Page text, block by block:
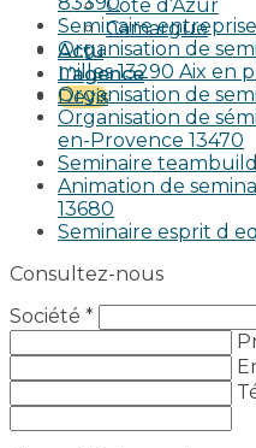
Côte d’Azur
Camargue
Actu
L’agence
Devis
Seminaire
Organisation de
milles 13290 Aix en
Organisation de
Organisation de
en-Provence 13470
Seminaire
Animation de
13680
Seminaire esprit d
Consultez-nous
Société *